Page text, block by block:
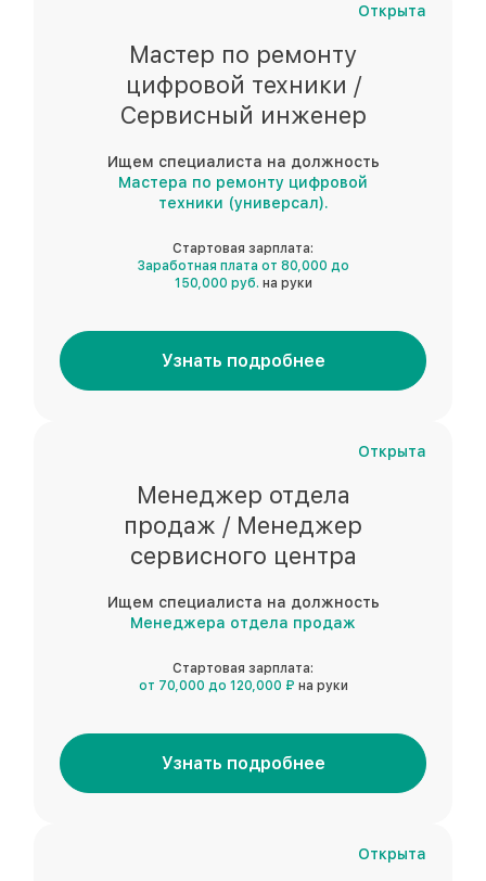
Открыта
Мастер по ремонту
цифровой техники /
Сервисный инженер
Ищем специалиста на должность
Мастера по ремонту цифровой
техники (универсал).
Стартовая зарплата:
Заработная плата от 80,000 до
150,000 руб. на руки
Узнать подробнее
Открыта
Менеджер отдела
продаж / Менеджер
сервисного центра
Ищем специалиста на должность
Менеджера отдела продаж
Стартовая зарплата:
от 70,000 до 120,000 ₽ на руки
Узнать подробнее
Открыта